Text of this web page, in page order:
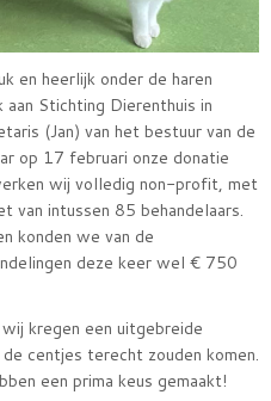
en heerlijk onder de haren
Stichting Dierenthuis in
(Jan) van het bestuur van de
op 17 februari onze donatie
wij volledig non-profit, met
van intussen 85 behandelaars.
konden we van de
deze keer wel € 750
kregen een uitgebreide
centjes terecht zouden komen.
een prima keus gemaakt!